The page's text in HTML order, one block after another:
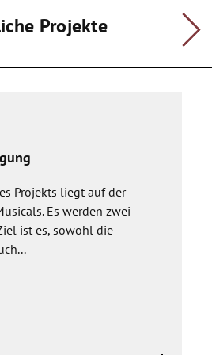
Projekte
Projekts liegt auf der
Es werden zwei
ist es, sowohl die